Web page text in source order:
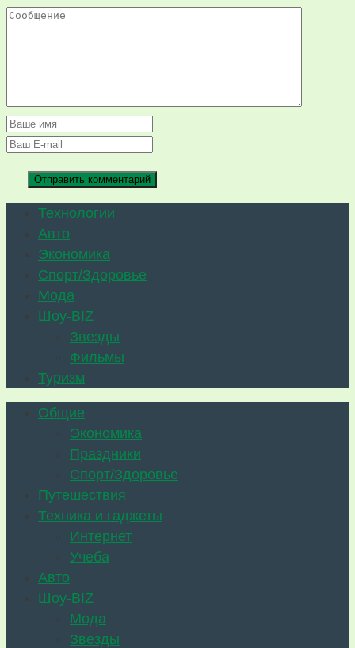
Технологии
Авто
Экономика
Спорт/Здоровье
Мода
Шоу-BIZ
Звезды
Фильмы
Туризм
Общие
Экономика
Праздники
Спорт/Здоровье
Путешествия
Техника и гаджеты
Интернет
Учеба
Авто
Шоу-BIZ
Мода
Звезды